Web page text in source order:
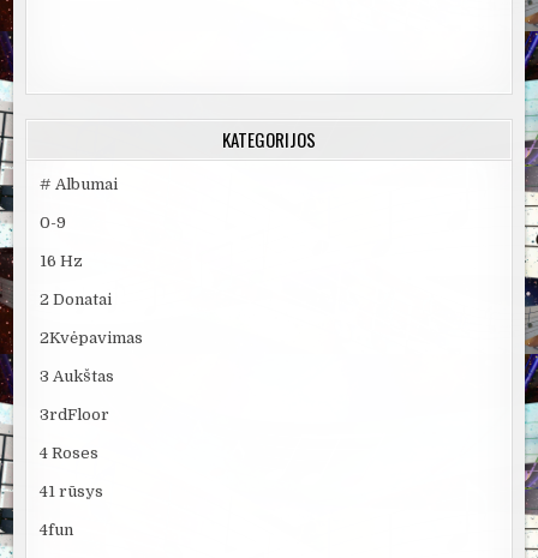
KATEGORIJOS
# Albumai
0-9
16 Hz
2 Donatai
2Kvėpavimas
3 Aukštas
3rdFloor
4 Roses
41 rūsys
4fun